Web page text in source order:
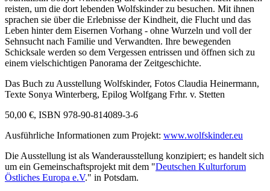
reisten, um die dort lebenden Wolfskinder zu besuchen. Mit ihnen
sprachen sie über die Erlebnisse der Kindheit, die Flucht und das
Leben hinter dem Eisernen Vorhang - ohne Wurzeln und voll der
Sehnsucht nach Familie und Verwandten. Ihre bewegenden
Schicksale werden so dem Vergessen entrissen und öffnen sich zu
einem vielschichtigen Panorama der Zeitgeschichte.
Das Buch zu Ausstellung Wolfskinder, Fotos Claudia Heinermann,
Texte Sonya Winterberg, Epilog Wolfgang Frhr. v. Stetten
50,00 €, ISBN 978-90-814089-3-6
Ausführliche Informationen zum Projekt: www.wolfskinder.eu
Die Ausstellung ist als Wanderausstellung konzipiert; es handelt sich
um ein Gemeinschaftsprojekt mit dem "Deutschen Kulturforum
Östliches Europa e.V." in Potsdam.